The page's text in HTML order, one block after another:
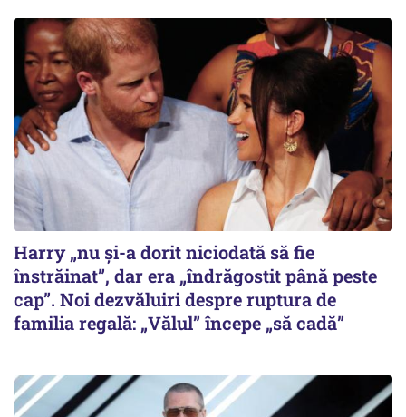
Harry „nu și-a dorit niciodată să fie
înstrăinat”, dar era „îndrăgostit până peste
cap”. Noi dezvăluiri despre ruptura de
familia regală: „Vălul” începe „să cadă”